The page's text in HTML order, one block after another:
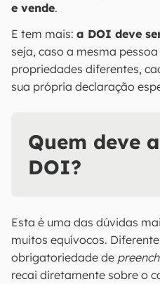
e vende.
E tem mais: a DOI deve
seja, caso a mesma
propriedades diferentes,
sua própria declaração
Quem deve
DOI?
Esta é uma das dúvidas
muitos equívocos.
obrigatoriedade de
recai diretamente sobre o